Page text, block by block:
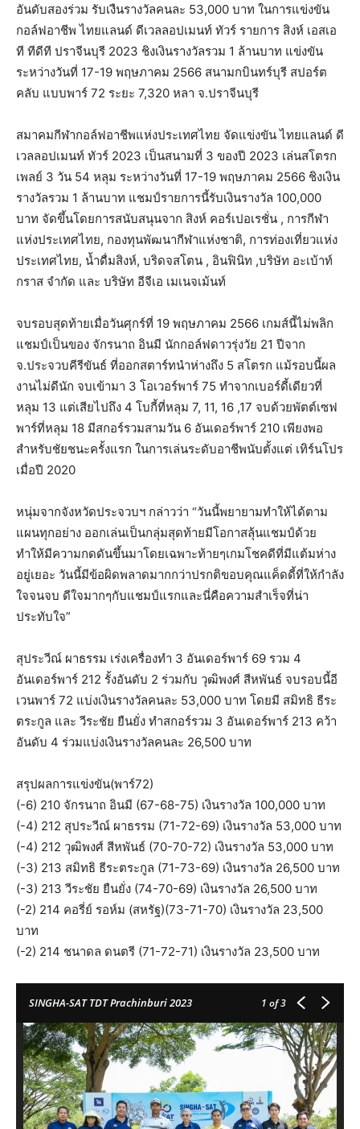
อันดับสองร่วม รับเงืนรางวัลคนละ 53,000 บาท ในการแข่งขัน
กอล์ฟอาชีพ ไทยแลนด์ ดีเวลลอปเมนท์ ทัวร์ รายการ สิงห์ เอสเอ
ที ทีดีที ปราจีนบุรี 2023 ชิงเงินรางวัลรวม 1 ล้านบาท แข่งขัน
ระหว่างวันที่ 17-19 พฤษภาคม 2566 สนามกบินทร์บุรี สปอร์ต
คลับ แบบพาร์ 72 ระยะ 7,320 หลา จ.ปราจีนบุรี
สมาคมกีฬากอล์ฟอาชีพแห่งประเทศไทย จัดแข่งขัน ไทยแลนด์ ดี
เวลลอปเมนท์ ทัวร์ 2023 เป็นสนามที่ 3 ของปี 2023 เล่นสโตรก
เพลย์ 3 วัน 54 หลุม ระหว่างวันที่ 17-19 พฤษภาคม 2566 ชิงเงิน
รางวัลรวม 1 ล้านบาท แชมป์รายการนี้รับเงินรางวัล 100,000
บาท จัดขึ้นโดยการสนับสนุนจาก สิงห์ คอร์เปอเรชั่น , การกีฬา
แห่งประเทศไทย, กองทุนพัฒนากีฬาแห่งชาติ, การท่องเที่ยวแห่ง
ประเทศไทย, น้ำดื่มสิงห์, บริดจสโตน , อินฟินิท ,บริษัท อะเบ้าท์
กราส จำกัด และ บริษัท อีจีเอ เมเนจเม้นท์
จบรอบสุดท้ายเมื่อวันศุกร์ที่ 19 พฤษภาคม 2566 เกมส์นี้ไม่พลิก
แชมป์เป็นของ จักรนาถ อินมี นักกอล์ฟดาวรุ่งวัย 21 ปีจาก
จ.ประจวบคีรีขันธ์ ที่ออกสตาร์ทนำห่างถึง 5 สโตรก แม้รอบนี้ผล
งานไม่ดีนัก จบเข้ามา 3 โอเวอร์พาร์ 75 ทำจากเบอร์ดี้เดียวที่
หลุม 13 แต่เสียไปถึง 4 โบกี้ที่หลุม 7, 11, 16 ,17 จบด้วยพัตต์เซฟ
พาร์ที่หลุม 18 มีสกอร์รวมสามวัน 6 อันเดอร์พาร์ 210 เพียงพอ
สำหรับชัยชนะครั้งแรก ในการเล่นระดับอาชีพนับตั้งแต่ เทิร์นโปร
เมื่อปี 2020
หนุ่มจากจังหวัดประจวบฯ กล่าวว่า “วันนี้พยายามทำให้ได้ตาม
แผนทุกอย่าง ออกเล่นเป็นกลุ่มสุดท้ายมีโอกาสลุ้นแชมป์ด้วย
ทำให้มีความกดดันขึ้นมาโดยเฉพาะท้ายๆเกมโชคดีที่มีแต้มห่าง
อยู่เยอะ วันนี้มีข้อผิดพลาดมากกว่าปรกติขอบคุณแค็ดดี้ที่ให้กำลัง
ใจจนจบ ดีใจมากๆกับแชมป์แรกและนี่คือความสำเร็จที่น่า
ประทับใจ”
สุประวีณ์ ผาธรรม เร่งเครื่องทำ 3 อันเดอร์พาร์ 69 รวม 4
อันเดอร์พาร์ 212 รั้งอันดับ 2 ร่วมกับ วุฒิพงศ์ สีหพันธ์ จบรอบนี้อี
เวนพาร์ 72 แบ่งเงินรางวัลคนละ 53,000 บาท โดยมี สมิทธิ ธีระ
ตระกูล และ วีระชัย ยืนยั่ง ทำสกอร์รวม 3 อันเดอร์พาร์ 213 คว้า
อันดับ 4 ร่วมแบ่งเงินรางวัลคนละ 26,500 บาท
สรุปผลการแข่งขัน(พาร์72)
(-6) 210 จักรนาถ อินมี (67-68-75) เงินรางวัล 100,000 บาท
(-4) 212 สุประวีณ์ ผาธรรม (71-72-69) เงินรางวัล 53,000 บาท
(-4) 212 วุฒิพงศ์ สีหพันธ์ (70-70-72) เงินรางวัล 53,000 บาท
(-3) 213 สมิทธิ ธีระตระกูล (71-73-69) เงินรางวัล 26,500 บาท
(-3) 213 วีระชัย ยืนยั่ง (74-70-69) เงินรางวัล 26,500 บาท
(-2) 214 คอรี่ย์ รอห์ม (สหรัฐ)(73-71-70) เงินรางวัล 23,500
บาท
(-2) 214 ชนาดล ดนตรี (71-72-71) เงินรางวัล 23,500 บาท
SINGHA-SAT TDT Prachinburi 2023 1 of 3